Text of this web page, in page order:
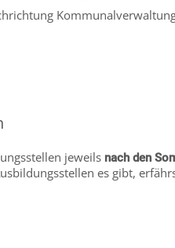
jeweils nach den
es gibt,